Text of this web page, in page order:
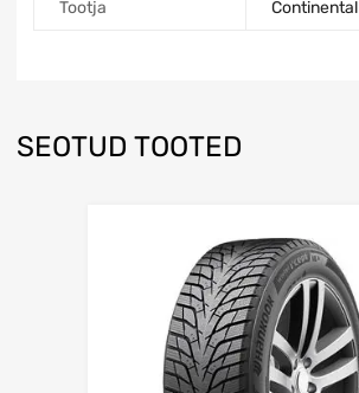
Tootja Continental
SEOTUD TOOTED